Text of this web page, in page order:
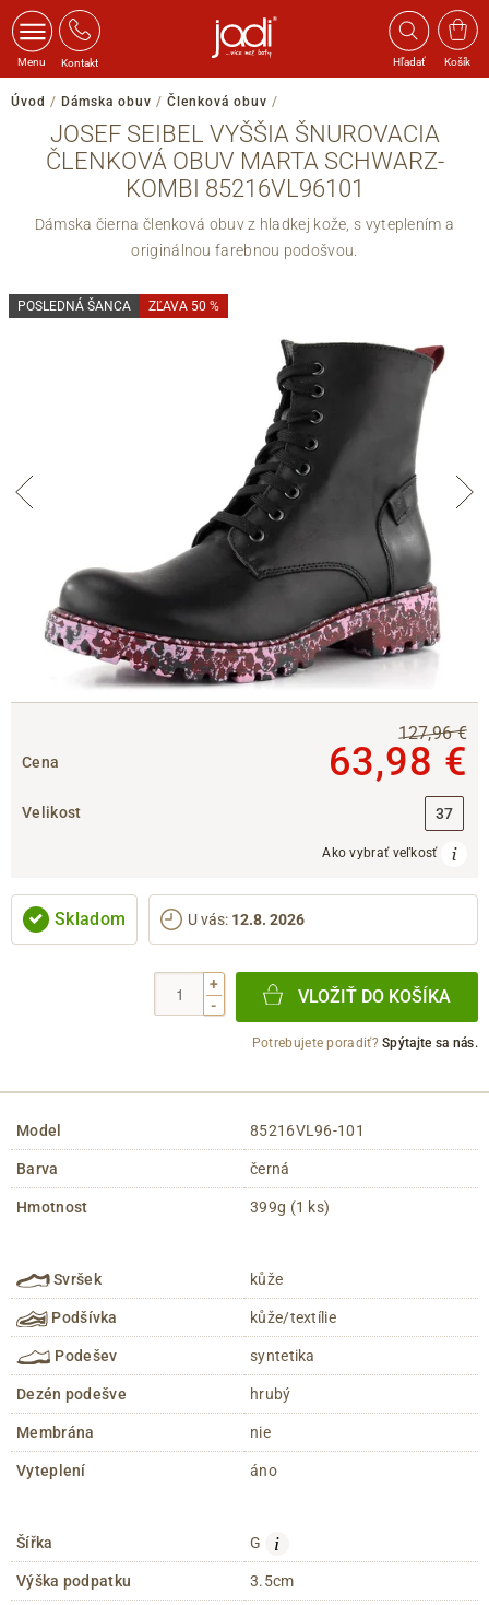
Menu Kontakt Hľadať Košík
Úvod / Dámska obuv / Členková obuv /
JOSEF SEIBEL VYŠŠIA ŠNUROVACIA
ČLENKOVÁ OBUV MARTA SCHWARZ-
KOMBI 85216VL96101
Dámska čierna členková obuv z hladkej kože, s vyteplením a
originálnou farebnou podošvou.
POSLEDNÁ ŠANCA ZĽAVA 50 %
Cena
127,96 €
63,98 €
Velikost 37
Ako vybrať veľkosť
Skladom U vás: 12.8. 2026
+
-
VLOŽIŤ DO KOŠÍKA
Potrebujete poradiť?Spýtajte sa nás.
Model 85216VL96-101
Barva černá
Hmotnost 399g (1 ks)
Svršek kůže
Podšívka kůže/textílie
Podešev syntetika
Dezén podešve hrubý
Membrána nie
Vyteplení áno
Šířka G i
Výška podpatku 3.5cm